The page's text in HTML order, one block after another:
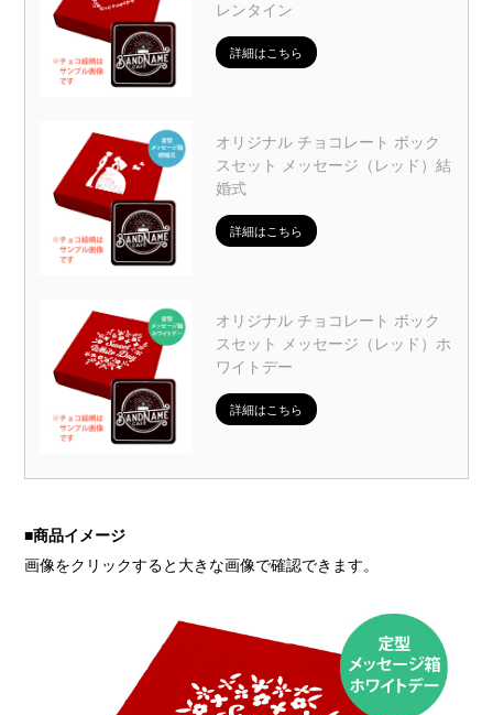
レンタイン
詳細はこちら
オリジナル チョコレート ボック
スセット メッセージ（レッド）結
婚式
詳細はこちら
オリジナル チョコレート ボック
スセット メッセージ（レッド）ホ
ワイトデー
詳細はこちら
■商品イメージ
画像をクリックすると大きな画像で確認できます。